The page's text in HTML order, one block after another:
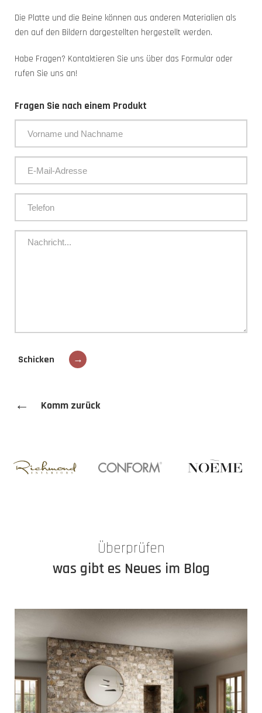
Die Platte und die Beine können aus anderen Materialien als
den auf den Bildern dargestellten hergestellt werden.
Habe Fragen? Kontaktieren Sie uns über das Formular oder
rufen Sie uns an!
Fragen Sie nach einem Produkt
Schicken →
← Komm zurück
Überprüfen
was gibt es Neues im Blog